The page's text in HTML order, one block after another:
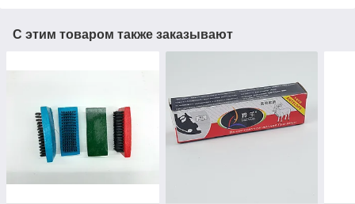
С этим товаром также заказывают